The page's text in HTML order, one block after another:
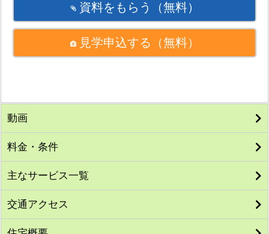
資料をもらう （無料）
見学申込する （無料）
動画
料金・条件
主なサービス一覧
交通アクセス